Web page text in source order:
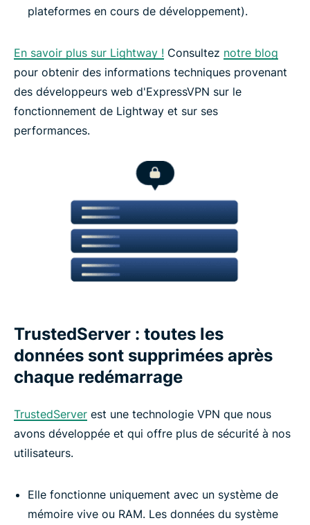
plateformes en cours de développement).
En savoir plus sur Lightway ! Consultez notre blog
pour obtenir des informations techniques provenant
des développeurs web d'ExpressVPN sur le
fonctionnement de Lightway et sur ses
performances.
TrustedServer : toutes les
données sont supprimées après
chaque redémarrage
TrustedServer est une technologie VPN que nous
avons développée et qui offre plus de sécurité à nos
utilisateurs.
Elle fonctionne uniquement avec un système de
mémoire vive ou RAM. Les données du système